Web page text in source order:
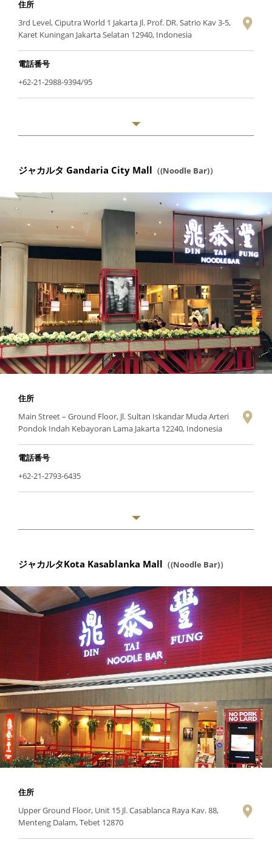
住所
3rd Level, Ciputra World 1 Jakarta Jl. Prof. DR. Satrio Kav 3-5,
Karet Kuningan Jakarta Selatan 12940, Indonesia
電話番号
+62-21-2988-9394/95
ジャカルタ Gandaria City Mall （(Noodle Bar)）
住所
Main Street – Ground Floor, Jl. Sultan Iskandar Muda Arteri
Pondok Indah Kebayoran Lama Jakarta 12240, Indonesia
電話番号
+62-21-2793-6435
ジャカルタKota Kasablanka Mall （(Noodle Bar)）
住所
Upper Ground Floor, Unit 15 Jl. Casablanca Raya Kav. 88,
Menteng Dalam, Tebet 12870